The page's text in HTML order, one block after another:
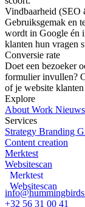
Vindbaarheid (SEO
Gebruiksgemak en
wordt in Google én
klanten hun vragen
Conversie rate
Doet een bezoeker
formulier invullen?
of je website
Explore
About Work Nieuws
Services
Strategy Branding
Content creation
Merktest
Merktest
Websitescan
Websitescan
+32 56 31 00 41